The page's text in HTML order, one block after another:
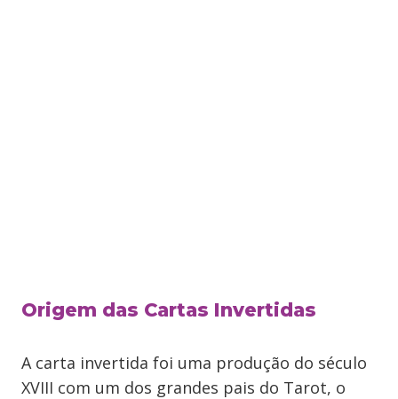
Origem das Cartas Invertidas
A carta invertida foi uma produção do século
XVIII com um dos grandes pais do Tarot, o